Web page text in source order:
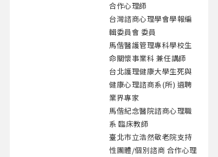
合作心理師
台灣諮商心理學會學報編
輯委員會 委員
馬偕醫護管理專科學校生
命關懷事業科 兼任講師
台北護理健康大學生死與
健康心理諮商系(所) 遴聘
業界專家
馬偕紀念醫院諮商心理職
系 臨床教師
臺北市立浩然敬老院支持
性團體/個別諮商 合作心理